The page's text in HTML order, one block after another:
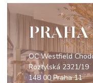
OC Westfield
Roztylská 2321/19
148 00 Praha 11